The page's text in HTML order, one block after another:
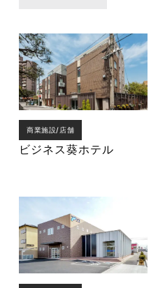
商業施設/店舗
ビジネス葵ホテル